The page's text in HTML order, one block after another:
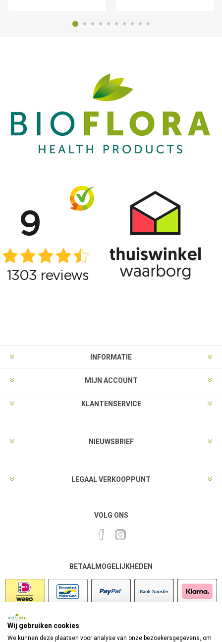
INFORMATIE
MIJN ACCOUNT
KLANTENSERVICE
NIEUWSBRIEF
LEGAAL VERKOOPPUNT
VOLG ONS
BETAALMOGELIJKHEDEN
Wij gebruiken cookies
We kunnen deze plaatsen voor analyse van onze bezoekersgegevens, om